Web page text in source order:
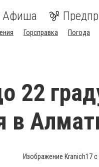
Афиша
Горсправка Погода
22
в
Изображение Kranich17 с